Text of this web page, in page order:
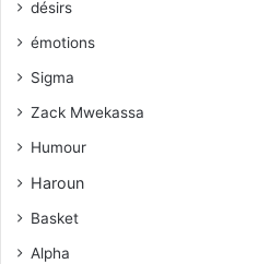
désirs
émotions
Sigma
Zack Mwekassa
Humour
Haroun
Basket
Alpha